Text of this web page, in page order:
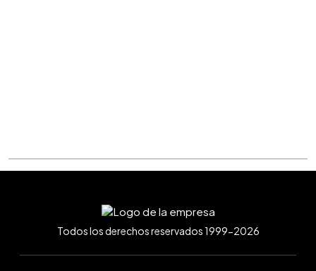
Todos los derechos reservados 1999-2026